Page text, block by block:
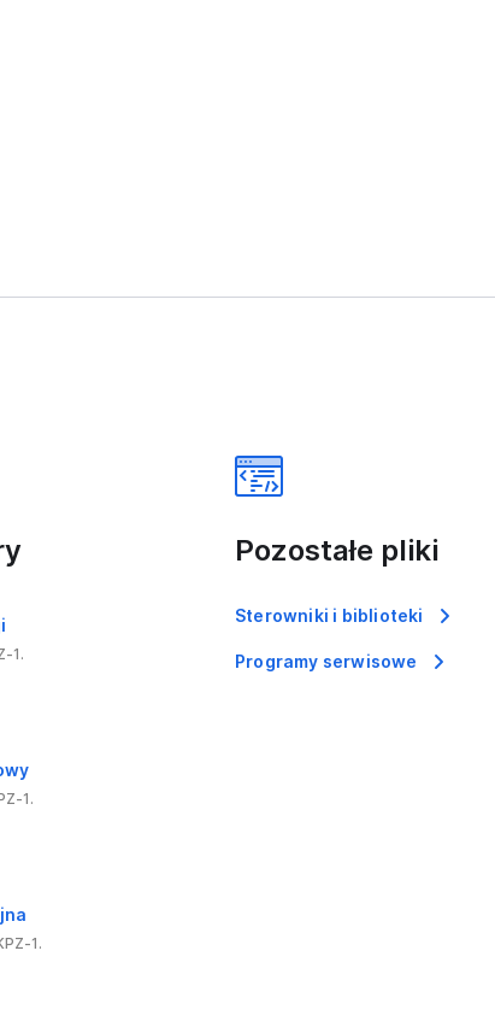
1.
1.
1.
Pozostałe pliki
Sterowniki i biblioteki
Programy serwisowe